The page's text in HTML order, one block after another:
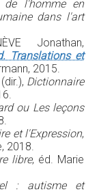
de l'homme en
dans l'art
Jonathan,
Translations et
2015.
Dictionnaire
ou Les leçons
et l'Expression,
2018.
libre, éd. Marie
: autisme et